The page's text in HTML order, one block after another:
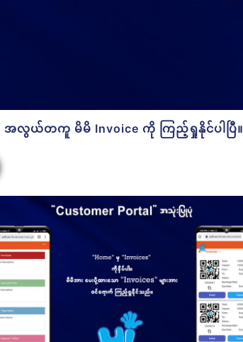
အလွယ်တကူ မိမိ Invoice ကို ကြည့်ရှုနိုင်ပါပြီ။